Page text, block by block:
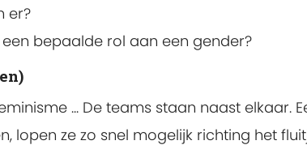
er?
bepaalde rol aan een gender?
... De teams staan naast elkaar.
lopen ze zo snel mogelijk richting het